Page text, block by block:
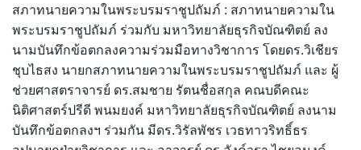
สภาทนายความในพระบรมราชูปถัมภ์ : สภาทนายความใน
พระบรมราชูปถัมภ์ ร่วมกับ มหาวิทยาลัยธุรกิจบัณฑิตย์ ลง
นามบันทึกข้อตกลงความร่วมมือทางวิชาการ โดยดร.วิเชียร
ชุบไธสง นายกสภาทนายความในพระบรมราชูปถัมภ์ และ ผู้
ช่วยศาสตราจารย์ ดร.สมชาย รัตนชื่อสกุล คณบดีคณะ
นิติศาสตร์ปรีดี พนมยงค์ มหาวิทยาลัยธุรกิจบัณฑิตย์ ลงนาม
บันทึกข้อตกลงฯ ร่วมกัน มีดร.วิรัลพัชร เวธทาวริทธิ์ธร